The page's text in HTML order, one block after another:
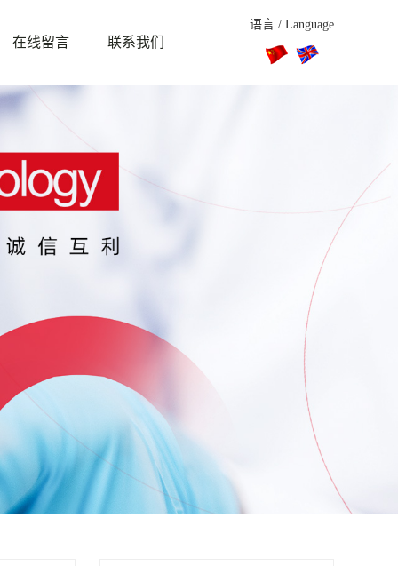
在线留言 联系我们
语言 / Language